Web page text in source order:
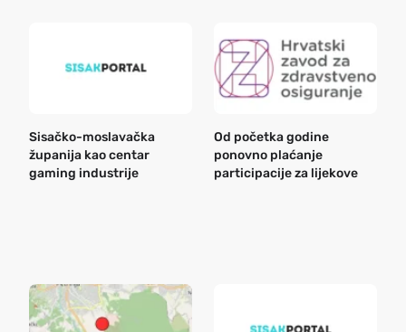
Sisačko-moslavačka
županija kao centar
gaming industrije
Od početka godine
ponovno plaćanje
participacije za lijekove